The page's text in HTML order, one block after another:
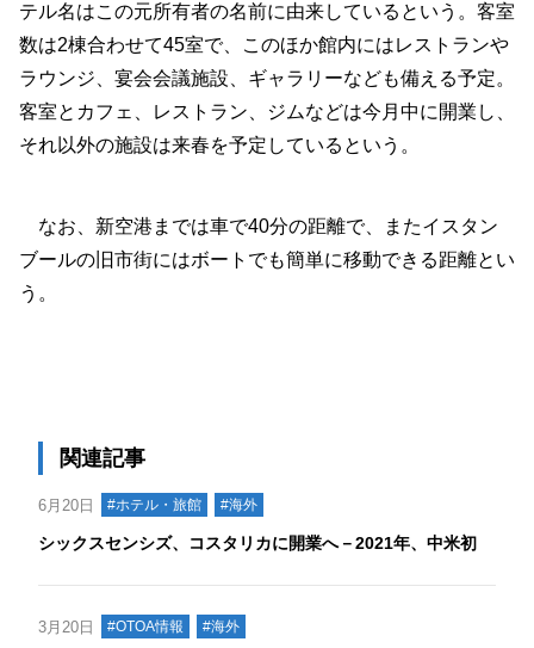
テル名はこの元所有者の名前に由来しているという。客室
数は2棟合わせて45室で、このほか館内にはレストランや
ラウンジ、宴会会議施設、ギャラリーなども備える予定。
客室とカフェ、レストラン、ジムなどは今月中に開業し、
それ以外の施設は来春を予定しているという。
なお、新空港までは車で40分の距離で、またイスタン
ブールの旧市街にはボートでも簡単に移動できる距離とい
う。
関連記事
6月20日 #ホテル・旅館 #海外
シックスセンシズ、コスタリカに開業へ－2021年、中米初
3月20日 #OTOA情報 #海外